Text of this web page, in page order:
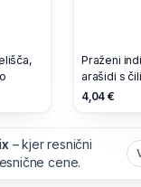
Praženi
arašidi s
g,
4,04 €
– kjer resnični
cene.